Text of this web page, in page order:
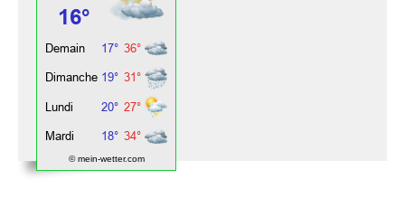
© mein-wetter.com